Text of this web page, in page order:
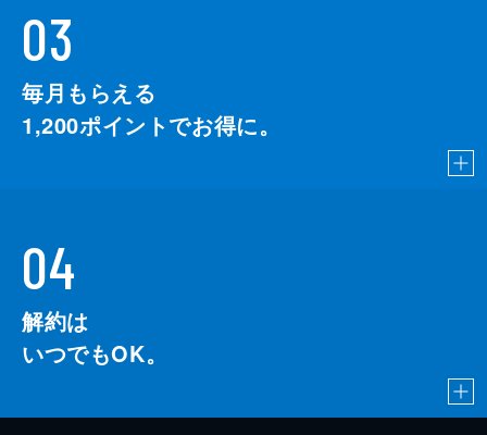
03
毎月もらえる
1,200ポイントでお得に。
04
解約は
いつでもOK。